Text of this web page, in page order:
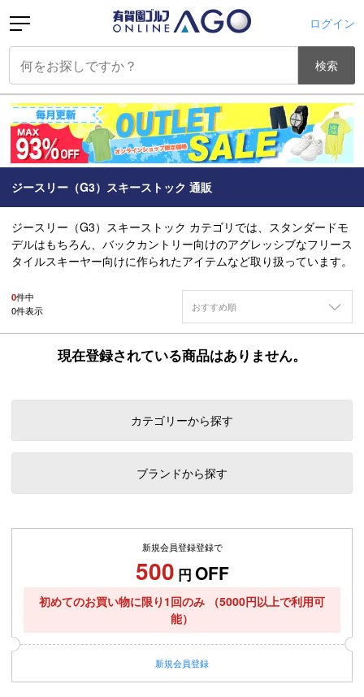
ログイン
検索
ジースリー（G3）スキーストック 通販
ジースリー（G3）スキーストック カテゴリでは、スタンダードモ
デルはもちろん、バックカントリー向けのアグレッシブなフリース
タイルスキーヤー向けに作られたアイテムなど取り扱っています。
0件中
0件表示 おすすめ順
現在登録されている商品はありません。
カテゴリーから探す
ブランドから探す
新規会員登録登録で
500 円 OFF
初めてのお買い物に限り1回のみ
（5000円以上で利用可
能）
新規会員登録